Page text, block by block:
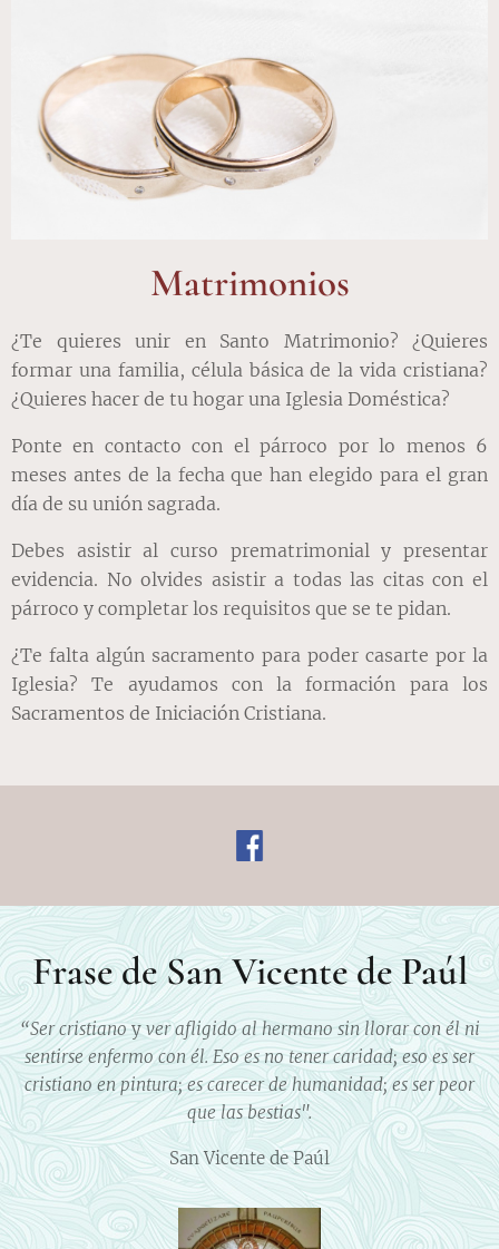
Matrimonios
¿Te quieres unir en Santo Matrimonio? ¿Quieres
formar una familia, célula básica de la vida cristiana?
¿Quieres hacer de tu hogar una Iglesia Doméstica?
Ponte en contacto con el párroco por lo menos 6
meses antes de la fecha que han elegido para el gran
día de su unión sagrada.
Debes asistir al curso prematrimonial y presentar
evidencia. No olvides asistir a todas las citas con el
párroco y completar los requisitos que se te pidan.
¿Te falta algún sacramento para poder casarte por la
Iglesia? Te ayudamos con la formación para los
Sacramentos de Iniciación Cristiana.
Frase de San Vicente de Paúl
“Ser cristianoyver afligido al hermano sin llorar con él ni
sentirse enfermo con él. Eso es no tener caridad; eso es ser
cristiano en pintura; es carecer de humanidad; es ser peor
que las bestias".
San Vicente de Paúl